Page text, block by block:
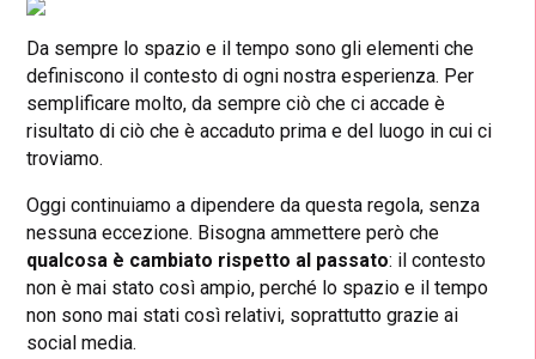
Da sempre lo spazio e il tempo sono gli elementi che
definiscono il contesto di ogni nostra esperienza. Per
semplificare molto, da sempre ciò che ci accade è
risultato di ciò che è accaduto prima e del luogo in cui ci
troviamo.
Oggi continuiamo a dipendere da questa regola, senza
nessuna eccezione. Bisogna ammettere però che
qualcosa è cambiato rispetto al passato: il contesto
non è mai stato così ampio, perché lo spazio e il tempo
non sono mai stati così relativi, soprattutto grazie ai
social media.